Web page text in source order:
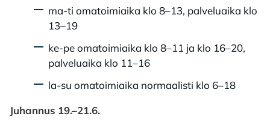
ma-ti omatoimiaika klo 8–13, palveluaika klo
13–19
ke-pe omatoimiaika klo 8–11 ja klo 16–20,
palveluaika klo 11–16
la-su omatoimiaika normaalisti klo 6–18
Juhannus 19.–21.6.